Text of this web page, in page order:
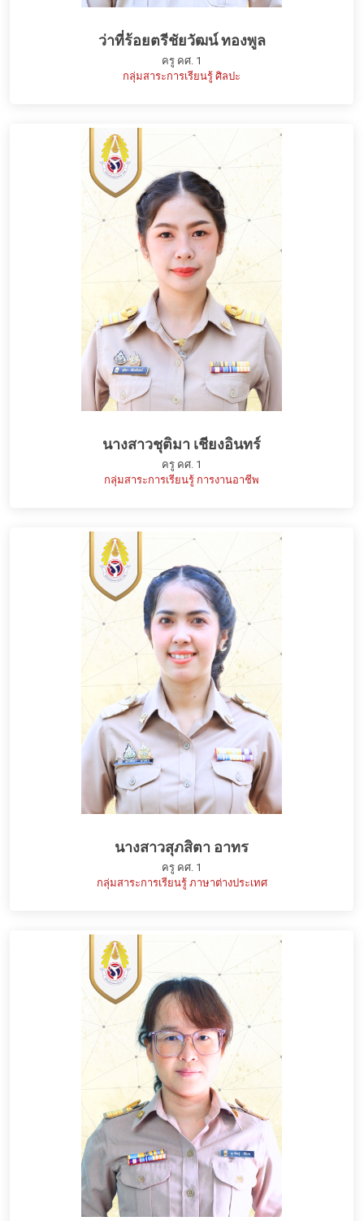
ว่าที่ร้อยตรีชัยวัฒน์ ทองพูล
ครู คศ. 1
กลุ่มสาระการเรียนรู้ ศิลปะ
นางสาวชุติมา เชียงอินทร์
ครู คศ. 1
กลุ่มสาระการเรียนรู้ การงานอาชีพ
นางสาวสุภสิตา อาทร
ครู คศ. 1
กลุ่มสาระการเรียนรู้ ภาษาต่างประเทศ